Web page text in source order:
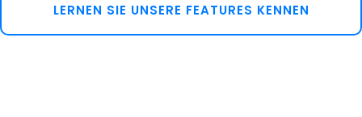
LERNEN SIE UNSERE FEATURES KENNEN